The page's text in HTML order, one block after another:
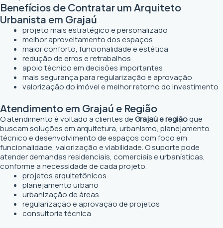
Benefícios de Contratar um Arquiteto
Urbanista em Grajaú
projeto mais estratégico e personalizado
melhor aproveitamento dos espaços
maior conforto, funcionalidade e estética
redução de erros e retrabalhos
apoio técnico em decisões importantes
mais segurança para regularização e aprovação
valorização do imóvel e melhor retorno do investimento
Atendimento em Grajaú e Região
O atendimento é voltado a clientes deGrajaú e regiãoque
buscam soluções em arquitetura, urbanismo, planejamento
técnico e desenvolvimento de espaços com foco em
funcionalidade, valorização e viabilidade. O suporte pode
atender demandas residenciais, comerciais e urbanísticas,
conforme a necessidade de cada projeto.
projetos arquitetônicos
planejamento urbano
urbanização de áreas
regularização e aprovação de projetos
consultoria técnica